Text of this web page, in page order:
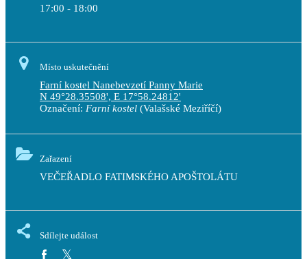
17:00 - 18:00
Místo uskutečnění
Farní kostel Nanebevzetí Panny Marie
N 49°28.35508', E 17°58.24812'
Označení: Farní kostel (Valašské Meziříčí)
Zařazení
VEČEŘADLO FATIMSKÉHO APOŠTOLÁTU
Sdílejte událost